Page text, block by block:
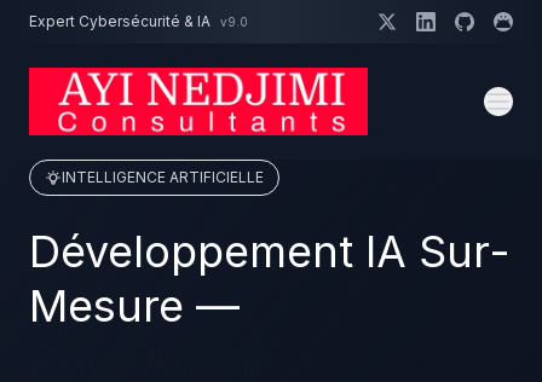
Aller au contenu principal
Expert Cybersécurité & IA v9.0
INTELLIGENCE ARTIFICIELLE
Développement IA Sur-
Mesure —
Un projet cybersécurité ?